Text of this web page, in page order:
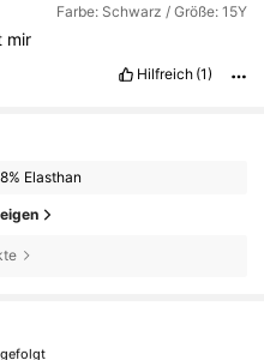
Farbe: Schwarz / Größe: 15Y
mir
Hilfreich (1)
Elasthan